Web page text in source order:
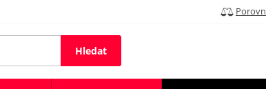
Hledat